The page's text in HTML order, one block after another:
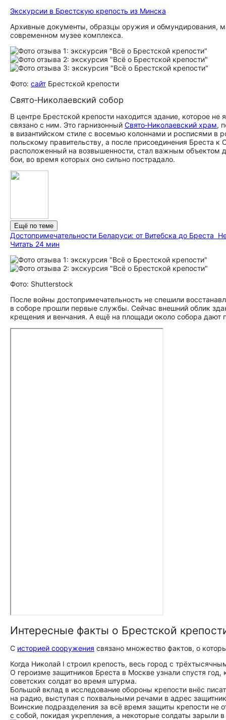
Экскурсии в Брестскую крепость из Минска
Архивные документы, образцы оружия и обмундирования,
современном музее комплекса.
Фото: сайт Брестской крепости
Свято‑Николаевский собор
В центре Брестской крепости находится здание, которое
связано с ним. Это гарнизонный Свято‑Николаевский храм,
в византийском стиле с восемью колоннами и росписями в
польскому правительству, а после присоединения Бреста
расположенный на возвышенности, стал важным объектом
бои, во время которых оно сильно пострадало.
Ещё по теме
До­сто­при­ме­ча­тель­но­сти Беларуси: от Витебска до Бреста
Читать 24 мин
Фото: Shutterstock
После войны до­сто­при­ме­ча­тель­но­сть не спешили
в соборе прошли первые службы. Сейчас внешний облик
крещения и венчания. А ещё на площади около собора дают
Интересные факты о Брестской
С историей сооружения связано множество фактов, о
Когда Николай I строил крепость, весь город с
О героизме защитников Бреста в Москве узнали спустя
советских солдат во время штурма.
Большой вклад в исследование обороны крепости внёс
на радио, выступая с похвальными речами в адрес
Воинские подразделения за всё время защиты крепости не
с собой, покидая укрепления, а некоторые солдаты зарыли